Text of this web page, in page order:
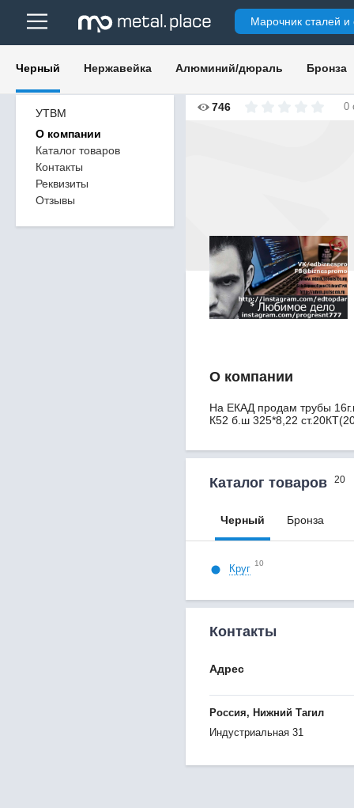
Марочник сталей и
Черный Нержавейка Алюминий/дюраль Бронза
УТВМ
О компании
Каталог товаров
Контакты
Реквизиты
Отзывы
746 0
О компании
На ЕКАД продам трубы
К52 б.ш 325*8,22
Каталог товаров 20
Черный Бронза
Круг
10
Контакты
Адрес
Россия, Нижний Тагил
Индустриальная 31